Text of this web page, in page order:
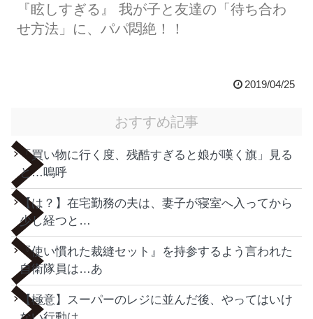
『眩しすぎる』 我が子と友達の「待ち合わ
せ方法」に、パパ悶絶！！
2019/04/25
おすすめ記事
「買い物に行く度、残酷すぎると娘が嘆く旗」見る
と…嗚呼
【は？】在宅勤務の夫は、妻子が寝室へ入ってから
少し経つと…
『使い慣れた裁縫セット』を持参するよう言われた
自衛隊員は…あ
【極意】スーパーのレジに並んだ後、やってはいけ